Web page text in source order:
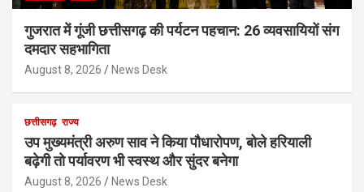
गुजरात में गूंजी छत्तीसगढ़ की पर्यटन पहचान: 26 व्यवसायियों संग
दमदार सहभागिता
August 8, 2026 News Desk
छत्तीसगढ़ राज्य
उप मुख्यमंत्री अरुण साव ने किया पौधारोपण, बोले हरियाली
बढ़ेगी तो पर्यावरण भी स्वस्थ और सुंदर बनेगा
August 8, 2026 News Desk